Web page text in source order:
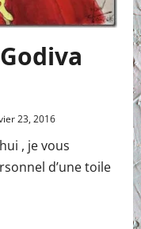
23, 2016
, je vous
d’une toile